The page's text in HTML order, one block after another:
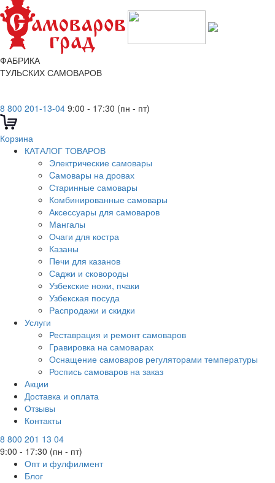
ФАБРИКА
ТУЛЬСКИХ САМОВАРОВ
8 800 201-13-04 9:00 - 17:30 (пн - пт)
Корзина
КАТАЛОГ ТОВАРОВ
Электрические самовары
Cамовары на дровах
Старинные самовары
Комбинированные самовары
Аксессуары для самоваров
Мангалы
Очаги для костра
Казаны
Печи для казанов
Саджи и сковороды
Узбекские ножи, пчаки
Узбекская посуда
Распродажи и скидки
Услуги
Реставрация и ремонт самоваров
Гравировка на самоварах
Оснащение самоваров регуляторами температуры
Роспись самоваров на заказ
Акции
Доставка и оплата
Отзывы
Контакты
8 800 201 13 04
9:00 - 17:30 (пн - пт)
Опт и фулфилмент
Блог